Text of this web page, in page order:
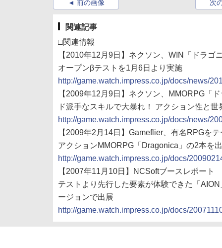
前の画像 次
関連記事
□関連情報
【2010年12月9日】ネクソン、WIN「ドラゴ
オープンβテストを1月6日より実施
http://game.watch.impress.co.jp/docs/news/
【2009年12月9日】ネクソン、MMORPG「
ド派手なスキルで大暴れ！ アクション性と世
http://game.watch.impress.co.jp/docs/news/
【2009年2月14日】Gameflier、有名RPGを
アクションMMORPG「Dragonica」の2本を
http://game.watch.impress.co.jp/docs/
【2007年11月10日】NCSoftブースレポート
テストより先行した要素が体験できた「
ージョンで出展
http://game.watch.impress.co.jp/docs/